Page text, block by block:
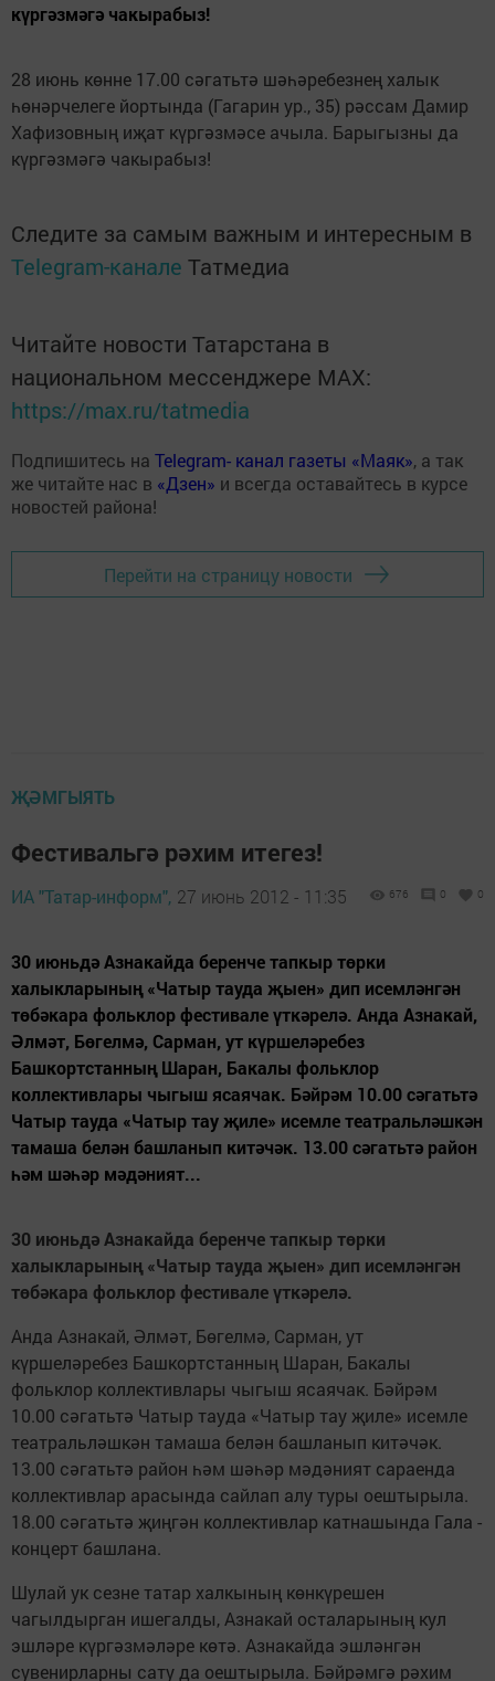
күргәзмәгә чакырабыз!
28 июнь көнне 17.00 сәгатьтә шәһәребезнең халык
һөнәрчелеге йортында (Гагарин ур., 35) рәссам Дамир
Хафизовның иҗат күргәзмәсе ачыла. Барыгызны да
күргәзмәгә чакырабыз!
Следите за самым важным и интересным в
Telegram-канале Татмедиа
Читайте новости Татарстана в
национальном мессенджере MАХ:
https://max.ru/tatmedia
Подпишитесь на Telegram- канал газеты «Маяк», а так
же читайте нас в «Дзен» и всегда оставайтесь в курсе
новостей района!
Перейти на страницу новости
ҖӘМГЫЯТЬ
Фестивальгә рәхим итегез!
ИА "Татар-информ", 27 июнь 2012 - 11:35 676 0 0
30 июньдә Азнакайда беренче тапкыр төрки
халыкларының «Чатыр тауда җыен» дип исемләнгән
төбәкара фольклор фестивале үткәрелә. Анда Азнакай,
Әлмәт, Бөгелмә, Сарман, ут күршеләребез
Башкортстанның Шаран, Бакалы фольклор
коллективлары чыгыш ясаячак. Бәйрәм 10.00 сәгатьтә
Чатыр тауда «Чатыр тау җиле» исемле театральләшкән
тамаша белән башланып китәчәк. 13.00 сәгатьтә район
һәм шәһәр мәдәният...
30 июньдә Азнакайда беренче тапкыр төрки
халыкларының «Чатыр тауда җыен» дип исемләнгән
төбәкара фольклор фестивале үткәрелә.
Анда Азнакай, Әлмәт, Бөгелмә, Сарман, ут
күршеләребез Башкортстанның Шаран, Бакалы
фольклор коллективлары чыгыш ясаячак. Бәйрәм
10.00 сәгатьтә Чатыр тауда «Чатыр тау җиле» исемле
театральләшкән тамаша белән башланып китәчәк.
13.00 сәгатьтә район һәм шәһәр мәдәният сараенда
коллективлар арасында сайлап алу туры оештырыла.
18.00 сәгатьтә җиңгән коллективлар катнашында Гала -
концерт башлана.
Шулай ук сезне татар халкының көнкүрешен
чагылдырган ишегалды, Азнакай осталарының кул
эшләре күргәзмәләре көтә. Азнакайда эшләнгән
сувенирларны сату да оештырыла. Бәйрәмгә рәхим